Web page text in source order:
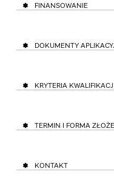
FINANSOWANIE
DOKUMENTY
KRYTERIA KWALIFIKACJI
TERMIN I FORMA
KONTAKT